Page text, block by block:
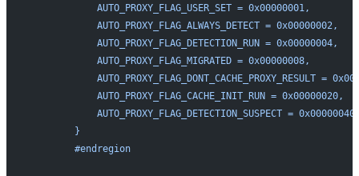
            AUTO_PROXY_FLAG_USER_SET = 0x00000001,
            AUTO_PROXY_FLAG_ALWAYS_DETECT = 0x00000002,
            AUTO_PROXY_FLAG_DETECTION_RUN = 0x00000004,
            AUTO_PROXY_FLAG_MIGRATED = 0x00000008,
AUTO_PROXY_FLAG_DONT_CACHE_PROXY_RESULT =
            AUTO_PROXY_FLAG_CACHE_INIT_RUN = 0x00000020,
            AUTO_PROXY_FLAG_DETECTION_SUSPECT = 0x00000040
        }
        #endregion